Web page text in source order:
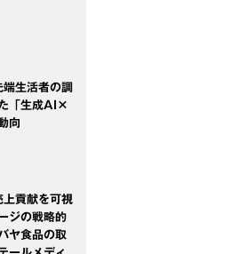
生活者の調
「生成AI×
向
上貢献を可視
ジの戦略的
ヤ食品の取